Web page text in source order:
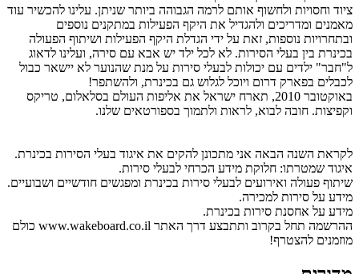
ציוד וחסויות ולחשוף אותם לרמה הגבוהה ביותר שניתן. עלינו להכשיר עוד
מאמנים ומדריכים ולהגדיל את היקף הפעילות במתקנים נוספים
ובתחרויות נוספות, זאת על ידי הגדלת היקף הפעילות ושיתוף הפעולה
בכינרת בין בעלי הסירות. לא לכל ילד יש אבא עם סירה, ועלינו לדאוג
ל"חבר" ילדים עם יכולות לבעלי סירות על מנת שהנוער לא יישאר כבול
לכבלים בפארק דרום ויוכל לגלוש גם בכינרת, ולהשתפר!
באוקטובר 2010, תארח ישראל את אליפות העולם בסלאלום, טריקס
וקפיצות. חובה לבוא, לראות ולתמוך בספורטאים שלנו.
לקראת השנה הבאה אני מתכונן להקים את איגוד בעלי הסירות בכינרת.
איגוד שמטרתו: חלוקת מידע הכרחי לבעלי סירות.
שיתוף פעולה ואירועים לבעלי סירות בכינרת ומפגשים חודשיים ושבועיים.
מידע על סירות למכירה.
מידע על אחסנת סירות בכינרת.
ההרשמה תחל בקרוב ותתבצע דרך האתר www.wakeboard.co.il כולם
מוזמנים להצטרף!